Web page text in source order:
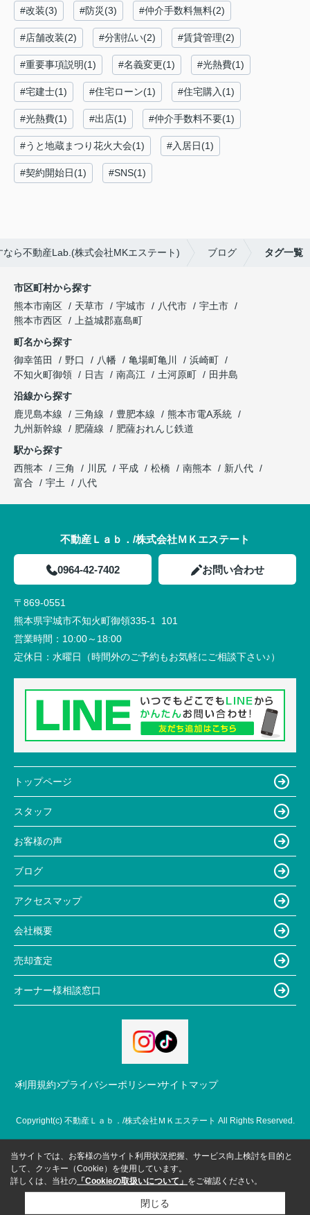
#改装(3) #防災(3) #仲介手数料無料(2)
#店舗改装(2) #分割払い(2) #賃貸管理(2)
#重要事項説明(1) #名義変更(1) #光熱費(1)
#宅建士(1) #住宅ローン(1) #住宅購入(1)
#光熱費(1) #出店(1) #仲介手数料不要(1)
#うと地蔵まつり花火大会(1) #入居日(1)
#契約開始日(1) #SNS(1)
ら不動産Lab.(株式会社MKエステート) ブログ タグ一覧
市区町村から探す
熊本市南区
天草市 宇城市 八代市
宇土市
熊本市西区
上益城郡嘉島町
町名から探す
御幸笛田
野口 八幡 亀場町亀川
浜崎町
不知火町御領
日吉 南高江 土河原町
田井島
沿線から探す
鹿児島本線
三角線 豊肥本線
熊本市電A系統
九州新幹線
肥薩線
肥薩おれんじ鉄道
駅から探す
西熊本
三角 川尻 平成 松橋 南熊本
新八代
富合
宇土 八代
不動産Ｌａｂ．/株式会社ＭＫエステート
0964-42-7402 お問い合わせ
〒869-0551
熊本県宇城市不知火町御領335-1 101
営業時間： 10:00～18:00
定休日： 水曜日（時間外のご予約もお気軽にご相談下さい♪）
トップページ
スタッフ
お客様の声
ブログ
アクセスマップ
会社概要
売却査定
オーナー様相談窓口
利用規約 プライバシーポリシー サイトマップ
Copyright(c) 不動産Ｌａｂ．/株式会社ＭＫエステート All Rights Reserved.
当サイトでは、お客様の当サイト利用状況把握、サービス向上検討を目的と
して、クッキー（Cookie）を使用しています。
詳しくは、当社の 「Cookieの取扱いについて」 をご確認ください。
閉じる